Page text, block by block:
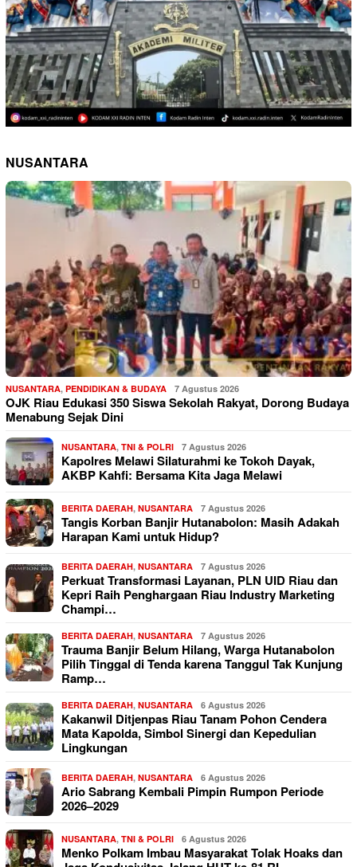
NUSANTARA
NUSANTARA, PENDIDIKAN & BUDAYA 7 Agustus 2026
OJK Riau Edukasi 350 Siswa Sekolah Rakyat, Dorong Budaya
Menabung Sejak Dini
NUSANTARA, TNI & POLRI 7 Agustus 2026
Kapolres Melawi Silaturahmi ke Tokoh Dayak,
AKBP Kahfi: Bersama Kita Jaga Melawi
BERITA DAERAH, NUSANTARA 7 Agustus 2026
Tangis Korban Banjir Hutanabolon: Masih Adakah
Harapan Kami untuk Hidup?
BERITA DAERAH, NUSANTARA 7 Agustus 2026
Perkuat Transformasi Layanan, PLN UID Riau dan
Kepri Raih Penghargaan Riau Industry Marketing
Champi…
BERITA DAERAH, NUSANTARA 7 Agustus 2026
Trauma Banjir Belum Hilang, Warga Hutanabolon
Pilih Tinggal di Tenda karena Tanggul Tak Kunjung
Ramp…
BERITA DAERAH, NUSANTARA 6 Agustus 2026
Kakanwil Ditjenpas Riau Tanam Pohon Cendera
Mata Kapolda, Simbol Sinergi dan Kepedulian
Lingkungan
BERITA DAERAH, NUSANTARA 6 Agustus 2026
Ario Sabrang Kembali Pimpin Rumpon Periode
2026–2029
NUSANTARA, TNI & POLRI 6 Agustus 2026
Menko Polkam Imbau Masyarakat Tolak Hoaks dan